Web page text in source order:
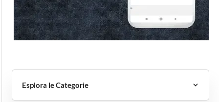
Esplora le Categorie